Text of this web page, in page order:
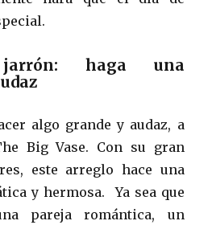
haga una
algo grande y audaz, a
Big Vase. Con su gran
este arreglo hace una
y hermosa. Ya sea que
pareja romántica, un